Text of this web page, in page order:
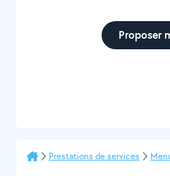
Proposer
Prestations de services